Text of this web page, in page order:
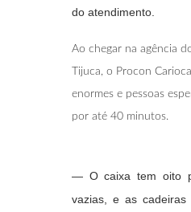
do atendimento.
Ao chegar na agência
Tijuca, o Procon
enormes e pessoas
por até 40 minutos.
— O caixa tem oito
vazias, e as